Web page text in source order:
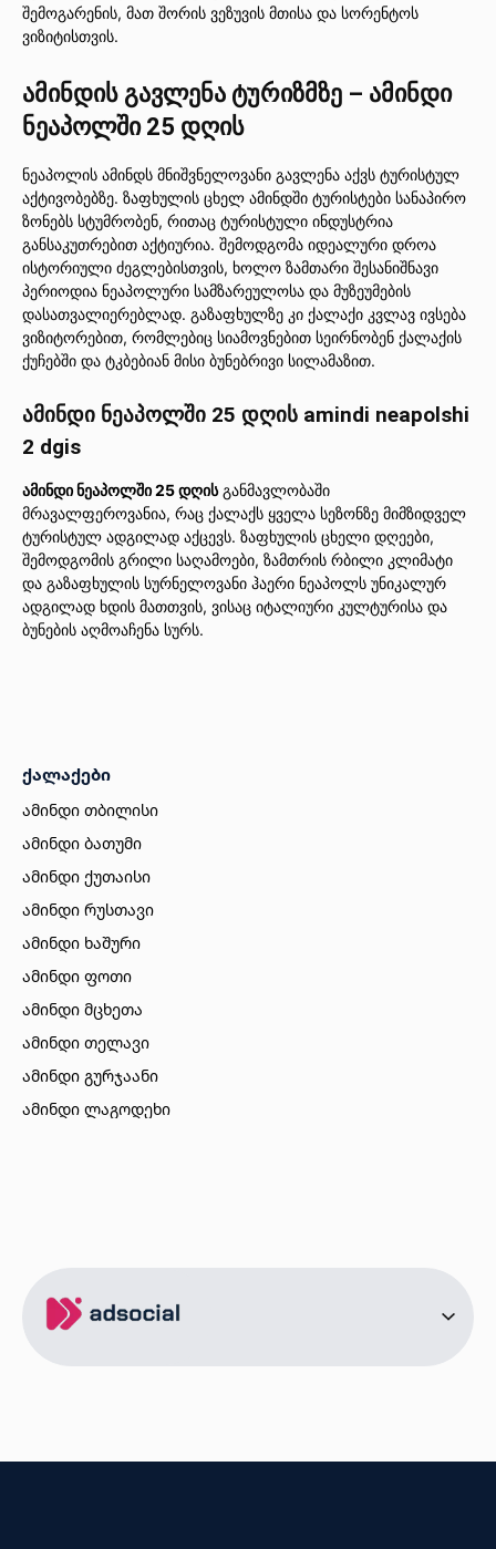
შემოგარენის, მათ შორის ვეზუვის მთისა და სორენტოს
ვიზიტისთვის.
ამინდის გავლენა ტურიზმზე – ამინდი
ნეაპოლში 25 დღის
ნეაპოლის ამინდს მნიშვნელოვანი გავლენა აქვს ტურისტულ
აქტივობებზე. ზაფხულის ცხელ ამინდში ტურისტები სანაპირო
ზონებს სტუმრობენ, რითაც ტურისტული ინდუსტრია
განსაკუთრებით აქტიურია. შემოდგომა იდეალური დროა
ისტორიული ძეგლებისთვის, ხოლო ზამთარი შესანიშნავი
პერიოდია ნეაპოლური სამზარეულოსა და მუზეუმების
დასათვალიერებლად. გაზაფხულზე კი ქალაქი კვლავ ივსება
ვიზიტორებით, რომლებიც სიამოვნებით სეირნობენ ქალაქის
ქუჩებში და ტკბებიან მისი ბუნებრივი სილამაზით.
ამინდი ნეაპოლში 25 დღის amindi neapolshi
2 dgis
ამინდი ნეაპოლში 25 დღისგანმავლობაში
მრავალფეროვანია, რაც ქალაქს ყველა სეზონზე მიმზიდველ
ტურისტულ ადგილად აქცევს. ზაფხულის ცხელი დღეები,
შემოდგომის გრილი საღამოები, ზამთრის რბილი კლიმატი
და გაზაფხულის სურნელოვანი ჰაერი ნეაპოლს უნიკალურ
ადგილად ხდის მათთვის, ვისაც იტალიური კულტურისა და
ბუნების აღმოაჩენა სურს.
ქალაქები
ამინდი თბილისი
ამინდი ბათუმი
ამინდი ქუთაისი
ამინდი რუსთავი
ამინდი ხაშური
ამინდი ფოთი
ამინდი მცხეთა
ამინდი თელავი
ამინდი გურჯაანი
ამინდი ლაგოდეხი
ამინდი ზუგდიდი